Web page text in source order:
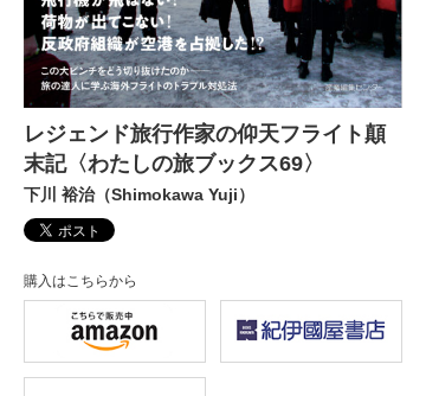
レジェンド旅行作家の仰天フライト顛
末記〈わたしの旅ブックス69〉
下川 裕治（Shimokawa Yuji）
購入はこちらから